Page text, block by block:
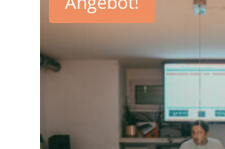
war:
825,00 €
ist: